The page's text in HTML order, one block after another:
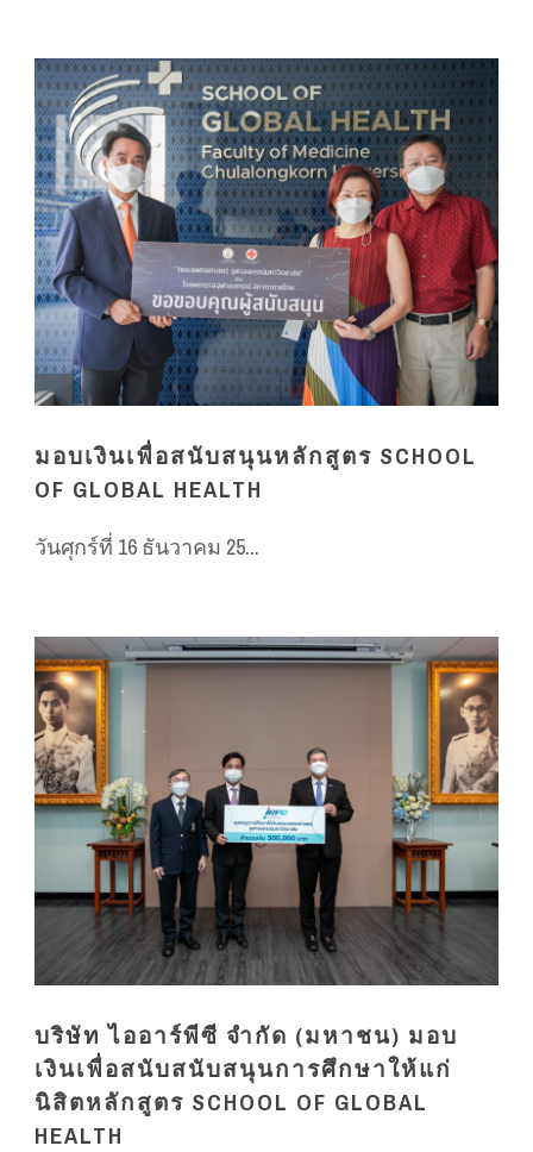
มอบเงินเพื่อสนับสนุนหลักสูตร SCHOOL
OF GLOBAL HEALTH
วันศุกร์ที่ 16 ธันวาคม 25...
บริษัท ไออาร์พีซี จำกัด (มหาชน) มอบ
เงินเพื่อสนับสนับสนุนการศึกษาให้แก่
นิสิตหลักสูตร SCHOOL OF GLOBAL
HEALTH